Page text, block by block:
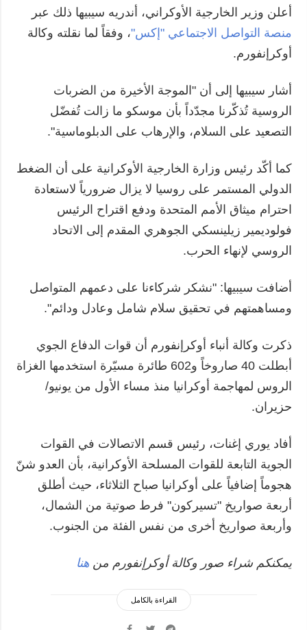
أعلن وزير الخارجية الأوكراني، أندريه سيبيها ذلك عبر
منصة التواصل الاجتماعي "إكس"، وفقاً لما نقلته وكالة
أوكرإنفورم.
أشار سيبيها إلى أن "الموجة الأخيرة من الضربات
الروسية تُذكّرنا مجدّداً بأن موسكو ما زالت تُفضّل
التصعيد على السلام، والإرهاب على الدبلوماسية".
كما أكّد رئيس وزارة الخارجية الأوكرانية على أن الضغط
الدولي المستمر على روسيا لا يزال ضرورياً لاستعادة
احترام ميثاق الأمم المتحدة ودفع اقتراح الرئيس
فولوديمير زيلينسكي الجوهري المقدم إلى الاتحاد
الروسي لإنهاء الحرب.
أضافت سيبيها: "نشكر شركاءنا على دعمهم المتواصل
ومساهمتهم في تحقيق سلام شامل وعادل ودائم".
ذكرت وكالة أنباء أوكرإنفورم أن قوات الدفاع الجوي
أبطلت 40 صاروخاً و602 طائرة مسيّرة استخدمها الغزاة
الروس لمهاجمة أوكرانيا منذ مساء الأول من يونيو/
حزيران.
أفاد يوري إغنات، رئيس قسم الاتصالات في القوات
الجوية التابعة للقوات المسلحة الأوكرانية، بأن العدو شنّ
هجوماً إضافياً على أوكرانيا صباح الثلاثاء، حيث أطلق
أربعة صواريخ "تسيركون" فرط صوتية من الشمال،
وأربعة صواريخ أخرى من نفس الفئة من الجنوب.
يمكنكم شراء صور وكالة أوكرإنفورم منهنا
القراءة بالكامل